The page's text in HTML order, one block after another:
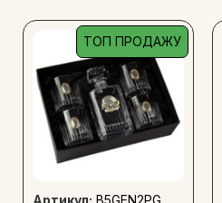
Артикул: B5GEN2PG
ТОП ПРОДАЖУ